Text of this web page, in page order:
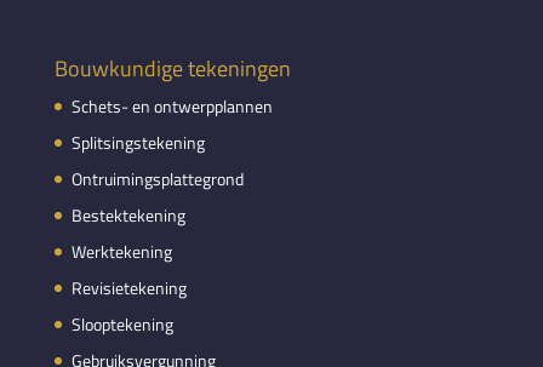
Bouwkundige tekeningen
Schets- en ontwerpplannen
Splitsingstekening
Ontruimingsplattegrond
Bestektekening
Werktekening
Revisietekening
Slooptekening
Gebruiksvergunning